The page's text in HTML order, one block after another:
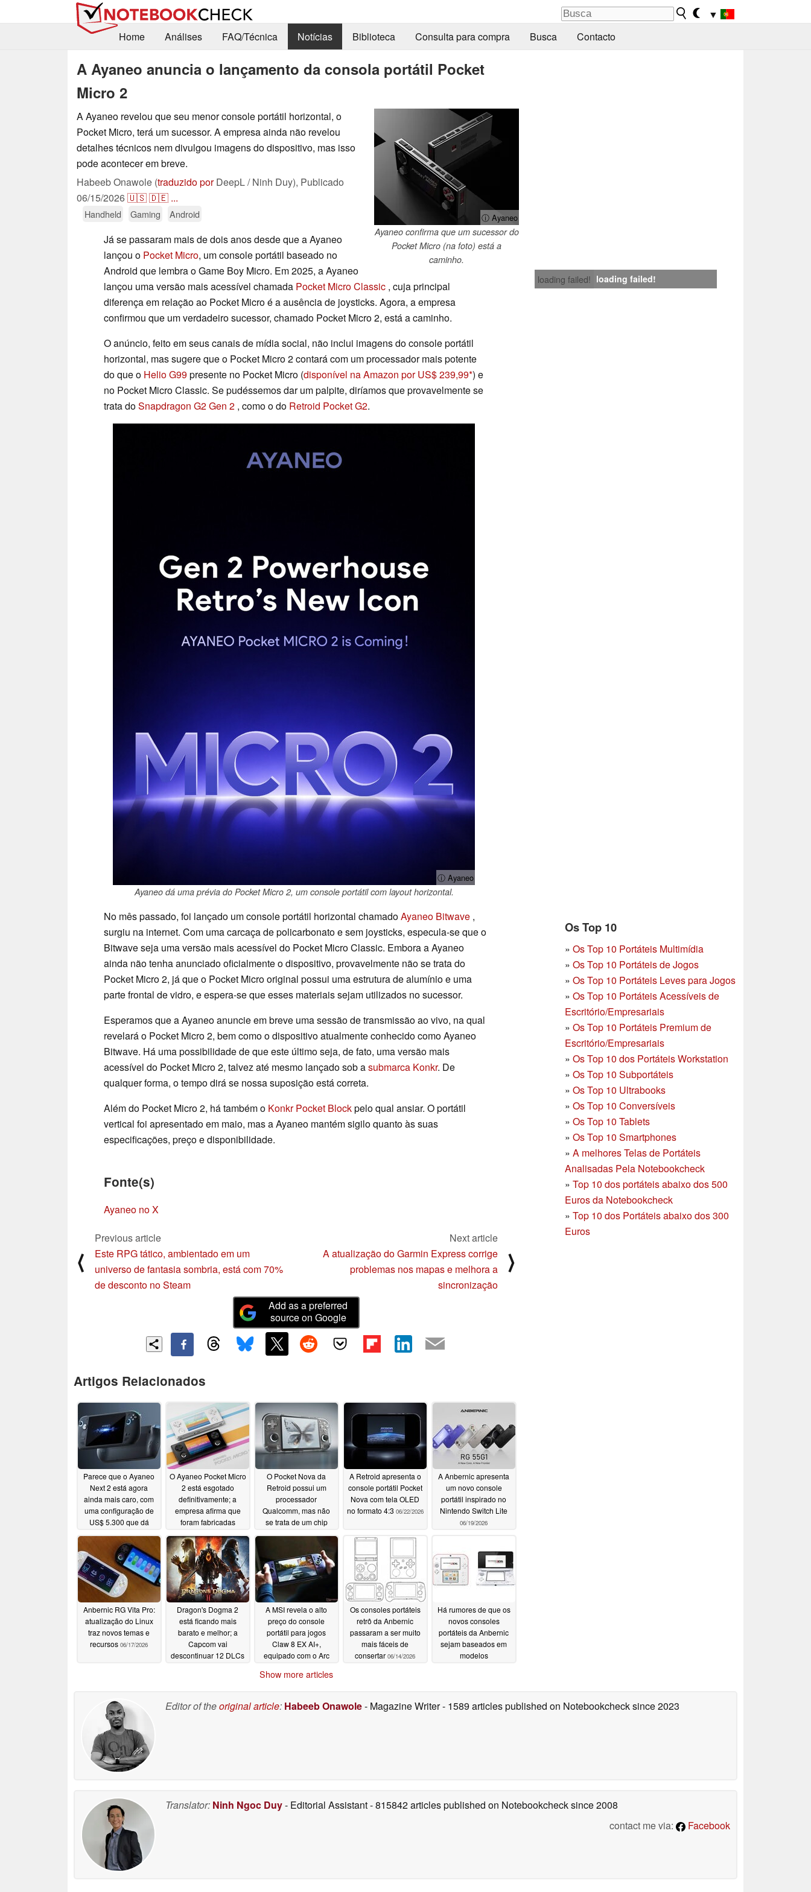
▼
Home
Análises FAQ/Técnica Notícias Biblioteca Consulta para compra Busca Contacto
A Ayaneo anuncia o lançamento da consola portátil Pocket
Micro 2
ⓘ Ayaneo
Ayaneo confirma que um sucessor do
Pocket Micro (na foto) está a
caminho.
A Ayaneo revelou que seu menor console portátil horizontal, o
Pocket Micro, terá um sucessor. A empresa ainda não revelou
detalhes técnicos nem divulgou imagens do dispositivo, mas isso
pode acontecer em breve.
Habeeb Onawole (traduzido porDeepL / Ninh Duy), Publicado
06/15/2026🇺🇸🇩🇪 ...
Handheld Gaming Android
loading failed! loading failed!
Já se passaram mais de dois anos desde que a Ayaneo
lançou o Pocket Micro, um console portátil baseado no
Android que lembra o Game Boy Micro. Em 2025, a Ayaneo
lançou uma versão mais acessível chamada Pocket Micro Classic , cuja principal
diferença em relação ao Pocket Micro é a ausência de joysticks. Agora, a empresa
confirmou que um verdadeiro sucessor, chamado Pocket Micro 2, está a caminho.
O anúncio, feito em seus canais de mídia social, não inclui imagens do console portátil
horizontal, mas sugere que o Pocket Micro 2 contará com um processador mais potente
do que o Helio G99presente no Pocket Micro (disponível na Amazon por US$ 239,99 ) e
no Pocket Micro Classic. Se pudéssemos dar um palpite, diríamos que provavelmente se
trata doSnapdragon G2 Gen 2 , como o do Retroid Pocket G2.
ⓘ Ayaneo
Ayaneo dá uma prévia do Pocket Micro 2, um console portátil com layout horizontal.
Os Top 10
» Os Top 10 Portáteis Multimídia
» Os Top 10 Portáteis de Jogos
» Os Top 10 Portáteis Leves para Jogos
» Os Top 10 Portáteis Acessíveis de
Escritório/Empresariais
» Os Top 10 Portáteis Premium de
Escritório/Empresariais
» Os Top 10 dos Portáteis Workstation
» Os Top 10 Subportáteis
» Os Top 10 Ultrabooks
» Os Top 10 Conversíveis
» Os Top 10 Tablets
» Os Top 10 Smartphones
» A melhores Telas de Portáteis
Analisadas Pela Notebookcheck
» Top 10 dos portáteis abaixo dos 500
Euros da Notebookcheck
» Top 10 dos Portáteis abaixo dos 300
Euros
No mês passado, foi lançado um console portátil horizontal chamadoAyaneo Bitwave ,
surgiu na internet. Com uma carcaça de policarbonato e sem joysticks, especula-se que o
Bitwave seja uma versão mais acessível do Pocket Micro Classic. Embora a Ayaneo
ainda não tenha anunciado oficialmente o dispositivo, provavelmente não se trata do
Pocket Micro 2, já que o Pocket Micro original possui uma estrutura de alumínio e uma
parte frontal de vidro, e espera-se que esses materiais sejam utilizados no sucessor.
Esperamos que a Ayaneo anuncie em breve uma sessão de transmissão ao vivo, na qual
revelará o Pocket Micro 2, bem como o dispositivo atualmente conhecido como Ayaneo
Bitwave. Há uma possibilidade de que este último seja, de fato, uma versão mais
acessível do Pocket Micro 2, talvez até mesmo lançado sob asubmarca Konkr. De
qualquer forma, o tempo dirá se nossa suposição está correta.
Além do Pocket Micro 2, há também o Konkr Pocket Blockpelo qual ansiar. O portátil
vertical foi apresentado em maio, mas a Ayaneo mantém sigilo quanto às suas
especificações, preço e disponibilidade.
Fonte(s)
Ayaneo no X
⟨
Previous article
Este RPG tático, ambientado em um
universo de fantasia sombria, está com 70%
de desconto no Steam
Next article
A atualização do Garmin Express corrige
problemas nos mapas e melhora a
sincronização
⟩
Add as a preferred
source on Google
Artigos Relacionados
Parece que o Ayaneo
Next 2 está agora
ainda mais caro, com
uma configuração de
US$ 5.300 que dá
07/21/2026
O Ayaneo Pocket Micro
2 está esgotado
definitivamente; a
empresa afirma que
foram fabricadas
06/28/2026
O Pocket Nova da
Retroid possui um
processador
Qualcomm, mas não
se trata de um chip
06/25/2026
A Retroid apresenta o
console portátil Pocket
Nova com tela OLED
no formato 4:3 06/22/2026
A Anbernic apresenta
um novo console
portátil inspirado no
Nintendo Switch Lite
06/19/2026
Anbernic RG Vita Pro:
atualização do Linux
traz novos temas e
recursos 06/17/2026
Dragon's Dogma 2
está ficando mais
barato e melhor; a
Capcom vai
descontinuar 12 DLCs
A MSI revela o alto
preço do console
portátil para jogos
Claw 8 EX AI+,
equipado com o Arc
Os consoles portáteis
retrô da Anbernic
passaram a ser muito
mais fáceis de
consertar 06/14/2026
Há rumores de que os
novos consoles
portáteis da Anbernic
sejam baseados em
modelos
Show more articles
Editor of theoriginal article: Habeeb Onawole- Magazine Writer- 1589 articles published on Notebookchecksince 2023
Translator: Ninh Ngoc Duy- Editorial Assistant- 815842 articles published on Notebookchecksince 2008
contact me via:
Facebook